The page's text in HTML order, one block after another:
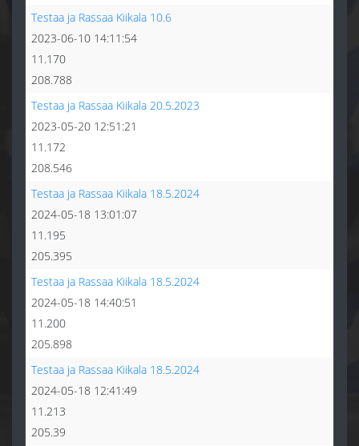
Testaa ja Rassaa Kiikala 10.6
2023-06-10 14:11:54
11.170
208.788
Testaa ja Rassaa Kiikala 20.5.2023
2023-05-20 12:51:21
11.172
208.546
Testaa ja Rassaa Kiikala 18.5.2024
2024-05-18 13:01:07
11.195
205.395
Testaa ja Rassaa Kiikala 18.5.2024
2024-05-18 14:40:51
11.200
205.898
Testaa ja Rassaa Kiikala 18.5.2024
2024-05-18 12:41:49
11.213
205.39